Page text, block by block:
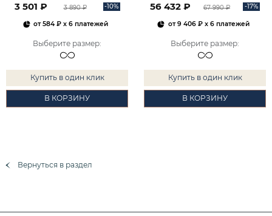
3 501 ₽ 3 890 ₽ -10%
от584 ₽ x 6 платежей
Выберите размер:
Купить в один клик
В КОРЗИНУ
56 432 ₽ 67 990 ₽ -17%
от9 406 ₽x 6 платежей
Выберите размер:
Купить в один клик
В КОРЗИНУ
Вернуться в раздел